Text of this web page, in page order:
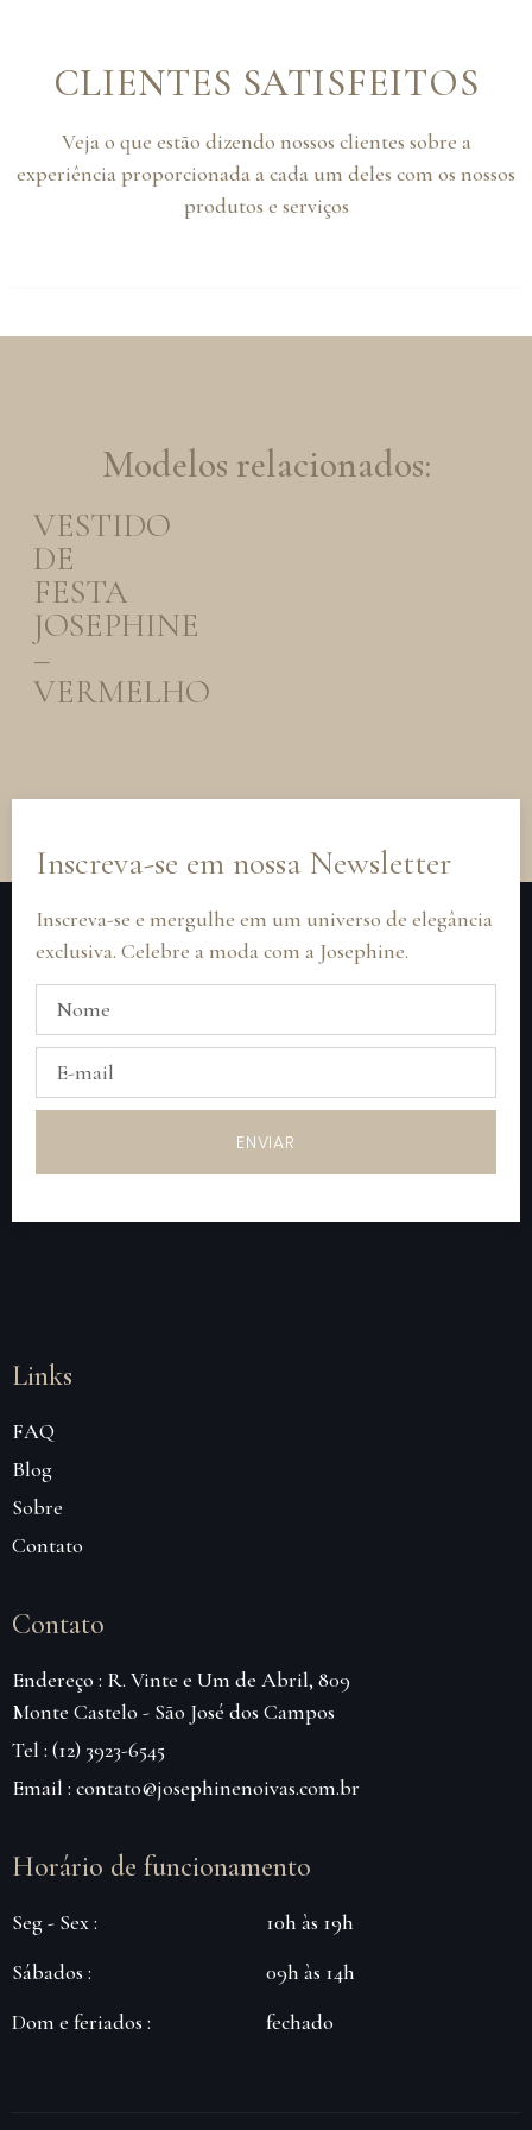
CLIENTES SATISFEITOS
Veja o que estão dizendo nossos clientes sobre a
experiência proporcionada a cada um deles com os nossos
produtos e serviços
Modelos relacionados:
VESTIDO
DE
FESTA
JOSEPHINE
–
VERMELHO
Inscreva-se em nossa Newsletter
Inscreva-se e mergulhe em um universo de elegância
exclusiva. Celebre a moda com a Josephine.
ENVIAR
Links
FAQ
Blog
Sobre
Contato
Contato
Endereço : R. Vinte e Um de Abril, 809
Monte Castelo - São José dos Campos
Tel : (12) 3923-6545
Email : contato@josephinenoivas.com.br
Horário de funcionamento
Seg - Sex :
Sábados :
Dom e feriados :
10h às 19h
09h às 14h
fechado